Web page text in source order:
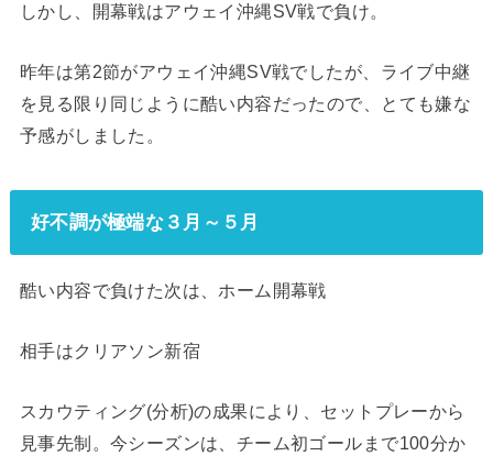
しかし、開幕戦はアウェイ沖縄SV戦で負け。
昨年は第2節がアウェイ沖縄SV戦でしたが、ライブ中継
を見る限り同じように酷い内容だったので、とても嫌な
予感がしました。
好不調が極端な３月～５月
酷い内容で負けた次は、ホーム開幕戦
相手はクリアソン新宿
スカウティング(分析)の成果により、セットプレーから
見事先制。今シーズンは、チーム初ゴールまで100分か